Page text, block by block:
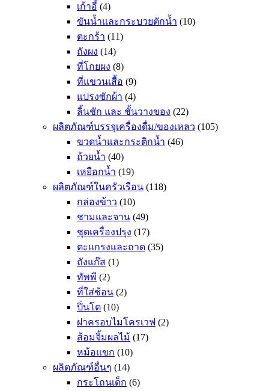
เก้าอี้ (4)
ขันน้ำและกระบวยตักน้ำ (10)
ตะกร้า (11)
ถังผง (14)
ที่โกยผง (8)
ที่แขวนเสื้อ (9)
แปรงซักผ้า (4)
ลิ้นชัก และ ชั้นวางของ (22)
ผลิตภัณฑ์บรรจุเครื่องดื่ม/ของเหลว (105)
ขวดน้ำและกระติกน้ำ (46)
ถ้วยน้ำ (40)
เหยือกน้ำ (19)
ผลิตภัณฑ์ในครัวเรือน (118)
กล่องข้าว (10)
ชามและจาน (49)
ชุดเครื่องปรุง (17)
ตะแกรงและถาด (35)
ถังแก๊ส (1)
ทัพพี (2)
ที่ใส่ช้อน (2)
ปิ่นโต (10)
ฝาครอบไมโครเวฟ (2)
ส้อมจิ้มผลไม้ (17)
หม้อแขก (10)
ผลิตภัณฑ์อื่นๆ (14)
กระโถนเด็ก (6)